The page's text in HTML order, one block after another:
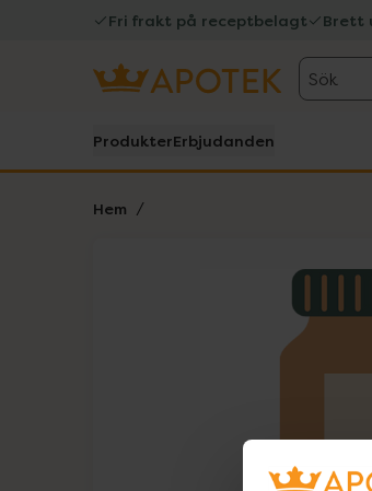
Fri frakt på receptbelagt Brett
Sök
ProdukterErbjudanden
Hem
Lista: . Innehåller 1